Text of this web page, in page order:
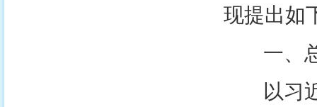
现提出如
一、总
以习近